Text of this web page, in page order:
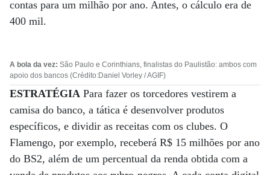
contas para um milhão por ano. Antes, o cálculo era de
400 mil.
A bola da vez: São Paulo e Corinthians, finalistas do Paulistão: ambos com
apoio dos bancos (Crédito:Daniel Vorley / AGIF)
ESTRATÉGIA Para fazer os torcedores vestirem a
camisa do banco, a tática é desenvolver produtos
específicos, e dividir as receitas com os clubes. O
Flamengo, por exemplo, receberá R$ 15 milhões por ano
do BS2, além de um percentual da renda obtida com a